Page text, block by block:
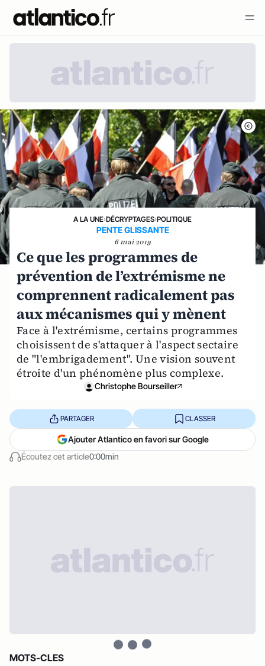
A LA UNE›DÉCRYPTAGES›POLITIQUE
PENTE GLISSANTE
6 mai 2019
Ce que les programmes de
prévention de l’extrémisme ne
comprennent radicalement pas
aux mécanismes qui y mènent
Face à l'extrémisme, certains programmes
choisissent de s'attaquer à l'aspect sectaire
de "l'embrigadement". Une vision souvent
étroite d'un phénomène plus complexe.
Christophe Bourseiller
Écoutez cet article0:00min
PARTAGER CLASSER
Ajouter Atlantico en favori sur Google
MOTS-CLES